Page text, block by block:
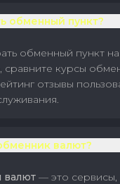
обменный пункт?
обменный пункт на
сравните курсы
отзывы
валют?
— это сервисы,